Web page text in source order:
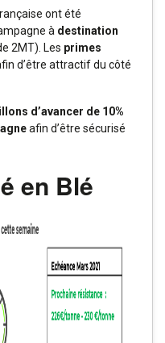
ont été
à destination
2MT). Les primes
d’être attractif du côté
d’avancer de 10%
afin d’être sécurisé
en Blé